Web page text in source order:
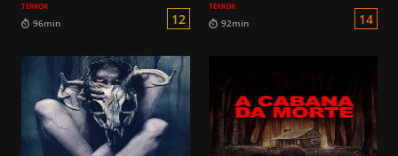
TERROR TERROR